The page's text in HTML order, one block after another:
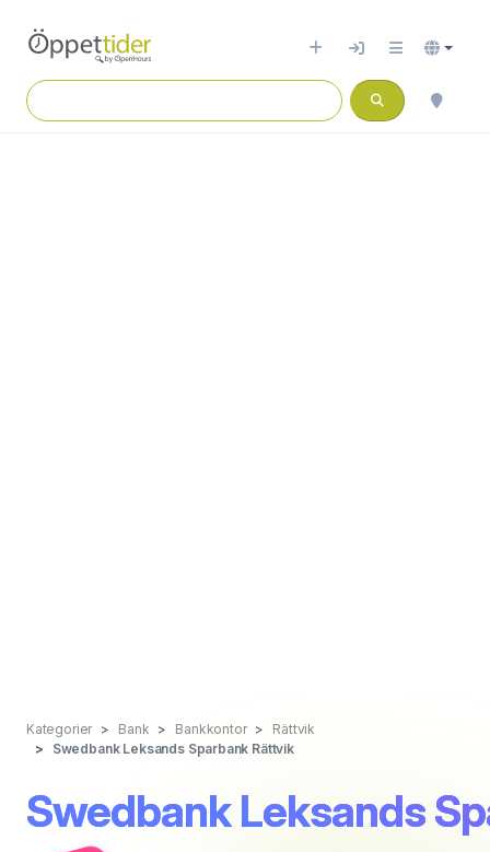
Kategorier Bank Bankkontor
Rättvik
Swedbank Leksands Sparbank Rättvik
Swedbank Leksands